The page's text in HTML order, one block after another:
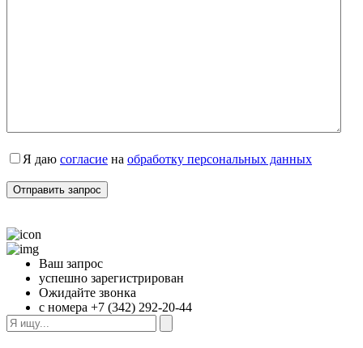
Я даю согласие на обработку персональных данных
Ваш запрос
успешно зарегистрирован
Ожидайте звонка
с номера +7 (342) 292-20-44